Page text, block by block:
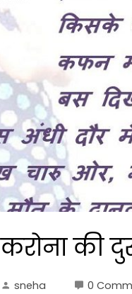
करोना की
sneha 0